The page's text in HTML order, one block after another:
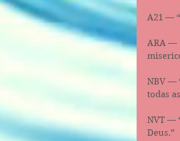
A21 —
ARA —
NBV —
todas
NVT —
Deus.”